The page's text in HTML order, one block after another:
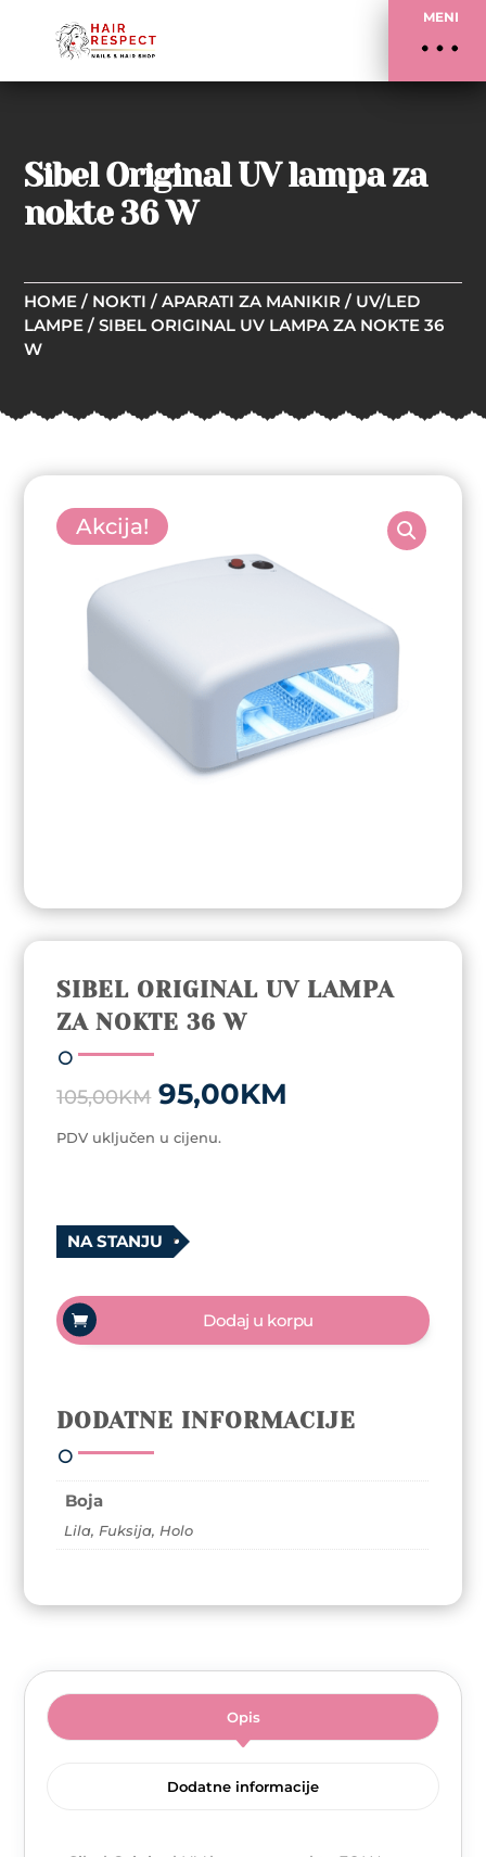
MENI
Sibel Original UV lampa za
nokte 36 W
HOME / NOKTI /APARATI ZA MANIKIR / UV/LED
LAMPE / SIBEL ORIGINAL UV LAMPA ZA NOKTE 36
W
Akcija!
SIBEL ORIGINAL UV LAMPA
ZA NOKTE 36 W
105,00KM Original
price
was:
95,00KM
PDV uključen u cijenu.
NA STANJU
Original
UV
36
W
Dodaj u korpu
DODATNE INFORMACIJE
Boja
Lila, Fuksija, Holo
Opis
Dodatne informacije